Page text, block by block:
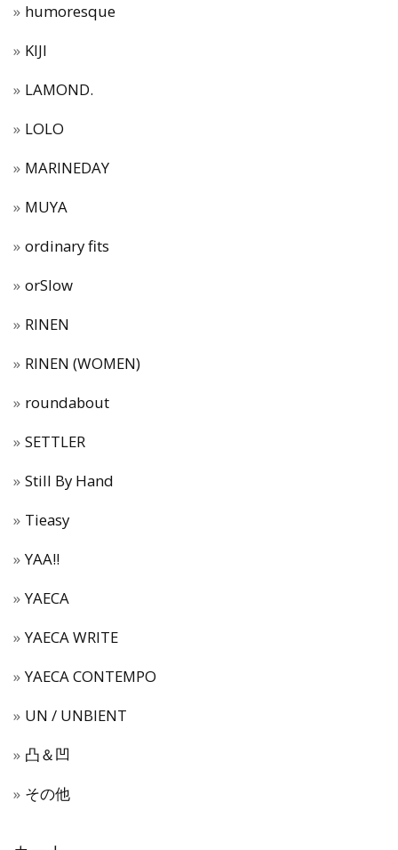
humoresque
KIJI
LAMOND.
LOLO
MARINEDAY
MUYA
ordinary fits
orSlow
RINEN
RINEN (WOMEN)
roundabout
SETTLER
Still By Hand
Tieasy
YAA!!
YAECA
YAECA WRITE
YAECA CONTEMPO
UN / UNBIENT
凸＆凹
その他